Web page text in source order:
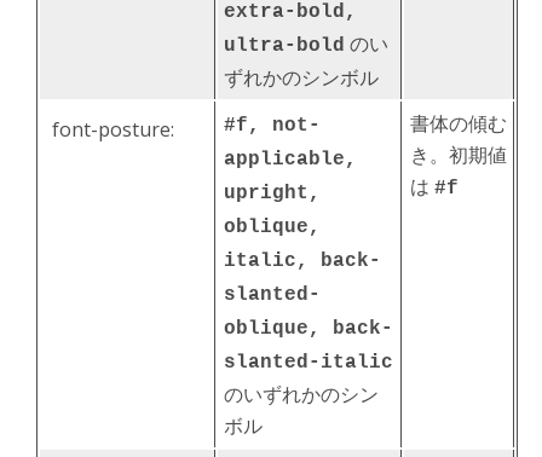
extra-bold,
ultra-bold のい
ずれかのシンボル
font-posture:
#f, not-
applicable,
upright,
oblique,
italic, back-
slanted-
oblique, back-
slanted-italic
のいずれかのシン
ボル
書体の傾む
き。初期値
は #f